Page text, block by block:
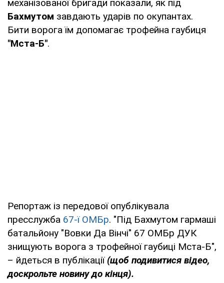
механізованої бригади показали, як під
Бахмутом завдають ударів по окупантах.
Бити ворога їм допомагає трофейна гаубиця
"Мста-Б".
Репортаж із передової опублікувала
пресслужба 67-ї ОМБр. "Під Бахмутом гармаші
батальйону "Вовки Да Вінчі" 67 ОМБр ДУК
знищують ворога з трофейної гаубиці Мста-Б",
– йдеться в публікації (щоб подивитися відео,
доскрольте новину до кінця).